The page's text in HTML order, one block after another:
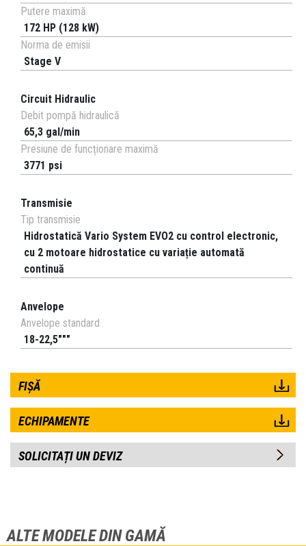
Putere maximă
172 HP (128 kW)
Norma de emisii
Stage V
Circuit Hidraulic
Debit pompă hidraulică
65,3 gal/min
Presiune de funcționare maximă
3771 psi
Transmisie
Tip transmisie
Hidrostatică Vario System EVO2 cu control electronic,
cu 2 motoare hidrostatice cu variație automată
continuă
Anvelope
Anvelope standard
18-22,5"""
FIȘĂ
ECHIPAMENTE
SOLICITAȚI UN DEVIZ
ALTE MODELE DIN GAMĂ